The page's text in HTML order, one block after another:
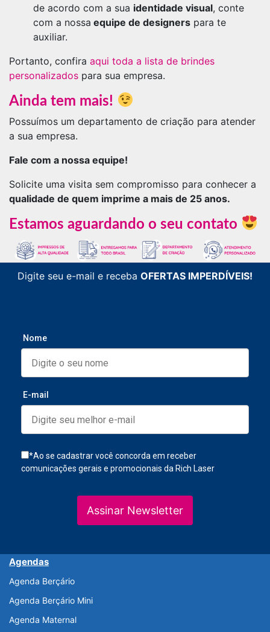
de acordo com a sua identidade visual, conte
com a nossa equipe de designers para te
auxiliar.
Portanto, confira aqui toda a lista de brindes
personalizados para sua empresa.
Ainda tem mais!
Possuímos um departamento de criação para atender
a sua empresa.
Fale com a nossa equipe!
Solicite uma visita sem compromisso para conhecer a
qualidade de quem imprime a mais de 25 anos.
Estamos aguardando o seu contato
Digite seu e-mail e receba OFERTAS IMPERDÍVEIS!
Nome
E-mail
*Ao se cadastrar você concorda em receber
comunicações gerais e promocionais da Rich Laser
Assinar Newsletter
Agendas
Agenda Berçário
Agenda Berçário Mini
Agenda Maternal